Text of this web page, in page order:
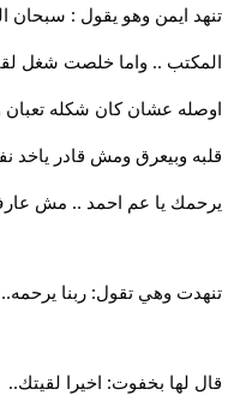
تنهد ايمن وهو يقول : سبحان
المكتب .. واما خلصت شغل
اوصله عشان كان شكله تعبان
قلبه وبيعرق ومش قادر ياخد
يرحمك يا عم احمد .. مش عارف
تنهدت وهي تقول: ربنا يرحمه..
قال لها بخفوت: اخيرا لقيتك..